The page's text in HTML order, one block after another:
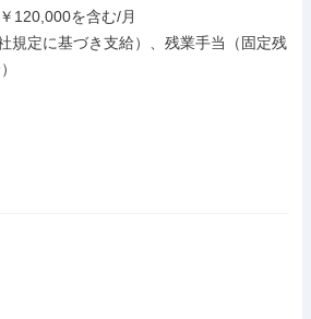
120,000を含む/月
規定に基づき支給）、残業手当（固定残